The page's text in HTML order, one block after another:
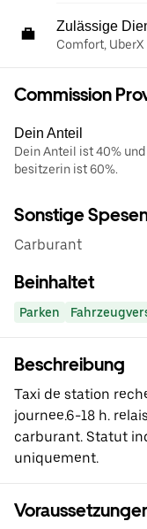
Zulässige
Comfort, UberX
Commission
Dein Anteil
Dein Anteil ist 40%
besitzerin ist 60%.
Sonstige
Carburant
Beinhaltet
Parken
Beschreibung
Taxi de station
journee.6-18 h.
carburant. Statut
uniquement.